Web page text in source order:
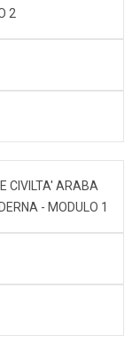
2
E CIVILTA' ARABA
- MODULO 1